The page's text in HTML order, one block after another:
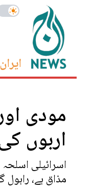
مودی
اربوں
اسرائیلی
مذاق ہے، راہول